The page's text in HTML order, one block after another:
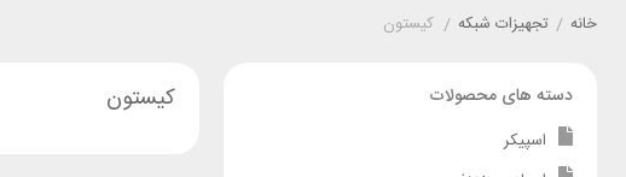
خانه / تجهیزات شبکه / کیستون
کیستون دسته های محصولات
اسپیکر